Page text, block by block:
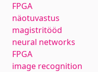
FPGA
näotuvastus
magistritööd
neural networks
FPGA
image recognition